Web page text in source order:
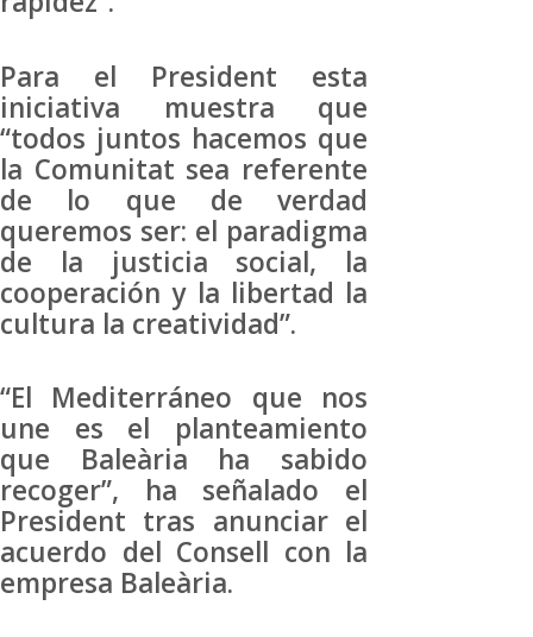
Para el President esta
iniciativa muestra que
“todos juntos hacemos que
la Comunitat sea referente
de lo que de verdad
queremos ser: el paradigma
de la justicia social, la
cooperación y la libertad la
cultura la creatividad”.
“El Mediterráneo que nos
une es el planteamiento
que Baleària ha sabido
recoger”, ha señalado el
President tras anunciar el
acuerdo del Consell con la
empresa Baleària.